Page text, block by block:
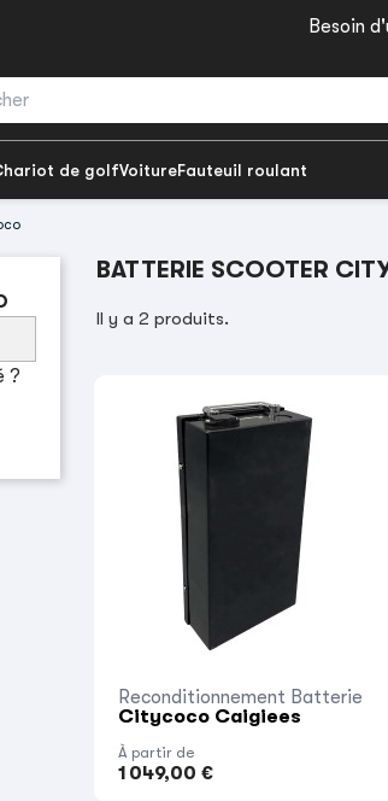
Besoin
de golfVoitureFauteuil roulant
?
BATTERIE SCOOTER
Il y a 2 produits.
Reconditionnement Batterie
Citycoco Caigiees
À partir de
1 049,00 €